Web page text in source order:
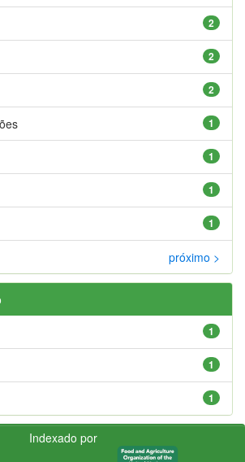
2
2
2
1
1
1
1
próximo >
1
1
1
Indexado por